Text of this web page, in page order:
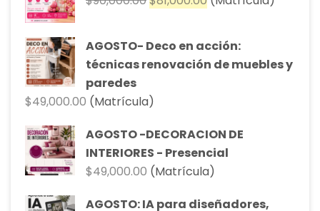
era:
$90,000.00.
actual
es:
$81,000.00.
AGOSTO- Deco en acción:
técnicas renovación de muebles y
paredes
$49,000.00 (Matrícula)
AGOSTO -DECORACION DE
INTERIORES - Presencial
$49,000.00 (Matrícula)
AGOSTO: IA para diseñadores,